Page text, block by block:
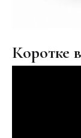
Коротке